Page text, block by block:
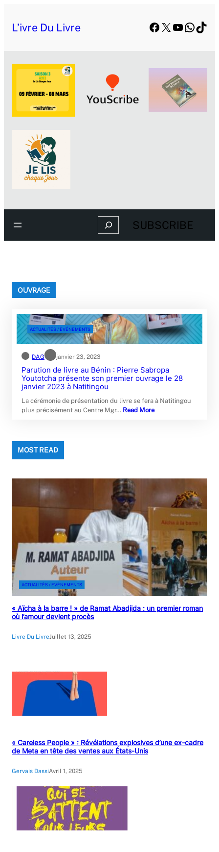
auL’ivre Du Livre Facebook
X YouTube
Search SUBSCRIBE
OUVRAGE
ACTUALITÉS / EVÉNEMENTS
DAG janvier 23, 2023
Parution de livre au Bénin : Pierre Sabropa
Youtotcha présente son premier ouvrage le 28
janvier 2023 à Natitingou
La cérémonie de présentation du livre se fera à Natitingou
plus précisément au Centre Mgr… Read More
MOST READ
ACTUALITÉS / EVÉNEMENTS
« Aïcha à la barre ! » de Ramat Abadjida : un premier roman
où l’amour devient procès
Livre Du LivreJuillet 13, 2025
« Careless People » : Révélations explosives d’une ex-cadre
de Meta en tête des ventes aux États-Unis
Gervais DassiAvril 1, 2025